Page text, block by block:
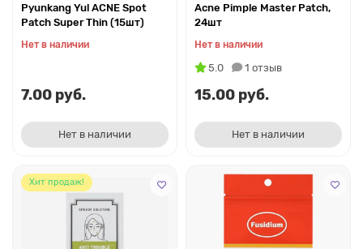
Pyunkang Yul ACNE Spot
Patch Super Thin (15шт)
Нет в наличии
7.00 руб.
Нет в наличии
Acne Pimple Master Patch,
24шт
Нет в наличии
5.0 1 отзыв
15.00 руб.
Нет в наличии
Хит продаж!